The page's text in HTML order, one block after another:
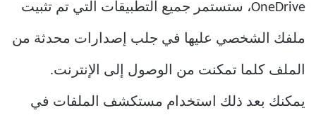
OneDrive، ستستمر جميع التطبيقات التي تم تثبيت
ملفك الشخصي عليها في جلب إصدارات محدثة من
الملف كلما تمكنت من الوصول إلى الإنترنت.
يمكنك بعد ذلك استخدام مستكشف الملفات في